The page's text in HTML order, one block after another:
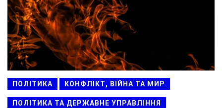
ПОЛІТИКА КОНФЛІКТ, ВІЙНА ТА МИР
ПОЛІТИКА ТА ДЕРЖАВНЕ УПРАВЛІННЯ